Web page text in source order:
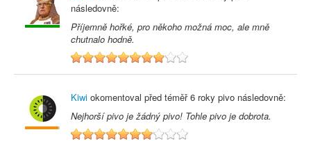
následovně:
Příjemně hořké, pro někoho možná moc, ale mně
chutnalo hodně.
8
Kiwi okomentoval před téměř 6 roky pivo následovně:
Nejhorší pivo je žádný pivo! Tohle pivo je dobrota.
7